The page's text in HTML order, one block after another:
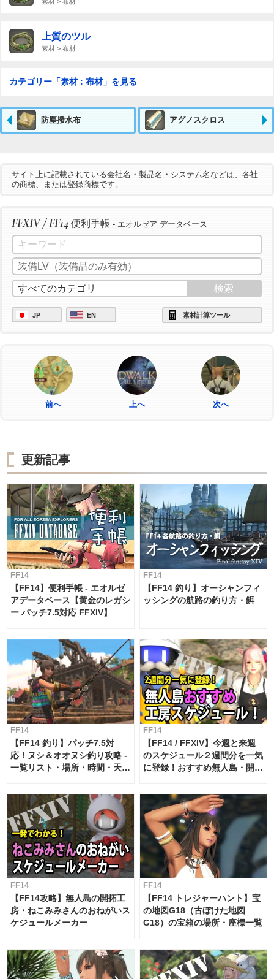
上質のツル
素材 > 布材
カテゴリー「素材 : 布材」を見る
防塵撥水布 アグノスクロス
サイト上に記載されている会社名・製品名・システム名などは、各社
の商標、または登録商標です。
FFXIV / FF14 便利手帳 - エオルゼア データベース
JP EN 素材計算ツール
前へ 上へ 次へ
更新記事
FF14
【FF14】便利手帳 - エオルゼ
アデータベース【黄金のレガシ
ー パッチ7.5対応 FFXIV】
FF14
【FF14 釣り】オーシャンフィ
ッシングの航路の釣り方・餌
FF14
【FF14 釣り】パッチ7.5対
応！ヌシ＆オオヌシ釣り攻略 -
一覧リスト・場所・時間・天
FF14
【FF14 / FFXIV】今週と来週
のスケジュール２週間分を一気
に登録！おすすめ無人島・開拓
FF14
【FF14攻略】無人島の開拓工
房・ねこみみさんのおねがいス
ケジュールメーカー
FF14
【FF14 トレジャーハント】宝
の地図G18（古ぼけた地図
G18）の宝箱の場所・座標一覧